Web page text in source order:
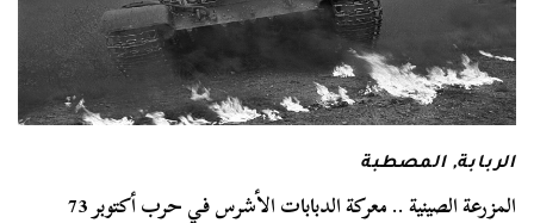
الربابة,المصطبة
المزرعة الصينية .. معركة الدبابات الأشرس في حرب أكتوبر 73